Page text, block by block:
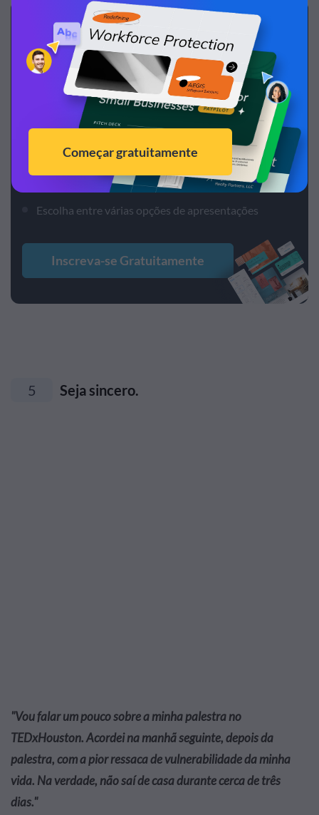
Crieapresentações
incríveisem muito
menos tempo
Escolha entre centenas de slide slides pré-
desenhados disponíveis
Adicione elementos animados e interativos em seus
Escolha entre várias opções de apresentações
Inscreva-se Gratuitamente
5 Seja sincero.
"Vou falar um pouco sobre a minha palestra no
TEDxHouston. Acordei na manhã seguinte, depois da
palestra, com a pior ressaca de vulnerabilidade da minha
vida. Na verdade, não saí de casa durante cerca de três
dias."